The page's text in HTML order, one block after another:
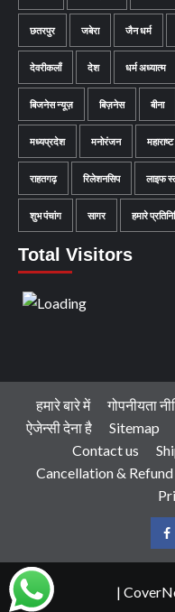
छतरपुर जबेरा जैन धर्म
देवरीकलाँ देश धर्म अध्यात्म
बिजनेस न्यूज़ बिज़नेस बीना
मध्यप्रदेश मनोरंजन महाराष्ट
राहतगढ़ रिलेशनसिप लाइफ
शुभ पंचांग सागर हमारे
Total Visitors
हमारे बारे में गोपनीयता
ऐजेन्सी देना है
Sitemap
Contact us
Cancellation &
|